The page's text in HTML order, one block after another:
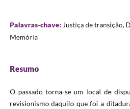
Palavras-chave: Justiça de transição,
Memória
Resumo
O passado torna-se um local de
revisionismo daquilo que foi a